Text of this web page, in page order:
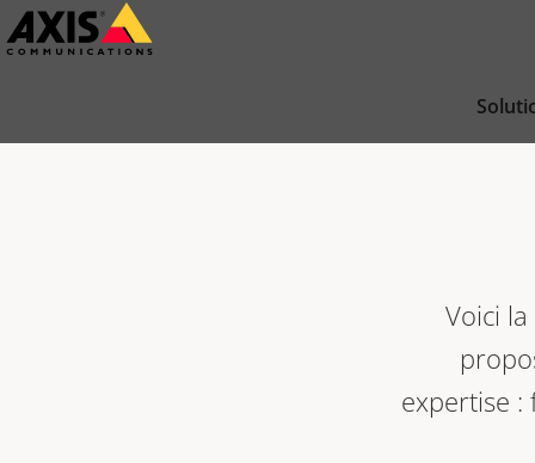
Passer
au
Voici
expertise :